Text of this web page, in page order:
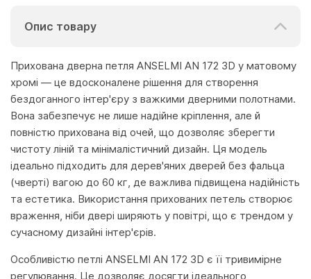
Опис товару
Прихована дверна петля ANSELMI AN 172 3D у матовому
хромі — це вдосконалене рішення для створення
бездоганного інтер'єру з важкими дверними полотнами.
Вона забезпечує не лише надійне кріплення, але й
повністю прихована від очей, що дозволяє зберегти
чистоту ліній та мінімалістичний дизайн. Ця модель
ідеально підходить для дерев'яних дверей без фальца
(чверті) вагою до 60 кг, де важлива підвищена надійність
та естетика. Використання прихованих петель створює
враження, ніби двері ширяють у повітрі, що є трендом у
сучасному дизайні інтер'єрів.
Особливістю петлі ANSELMI AN 172 3D є її тривимірне
регулювання. Це дозволяє досягти ідеального